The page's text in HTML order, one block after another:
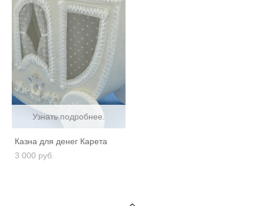
Узнать подробнее.
Казна для денег Карета
3 000 pуб.